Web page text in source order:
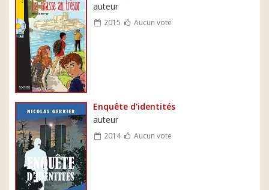
auteur
2015 Aucun vote
Enquête d'identités
auteur
2014 Aucun vote